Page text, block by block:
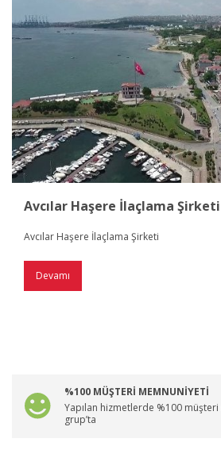
Avcılar Haşere İlaçlama Şirketi
Avcılar Haşere İlaçlama Şirketi
Devamı
%100 MÜŞTERİ MEMNUNİYETİ
Yapılan hizmetlerde %100
grup’ta